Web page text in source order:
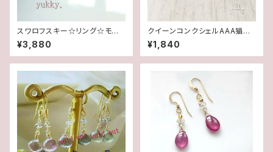
スワロフスキー☆リング☆モンタ
ナ(11.5号)
¥3,880
クイーンコンクシェルAAA猫✽
ポストピアス
¥1,840